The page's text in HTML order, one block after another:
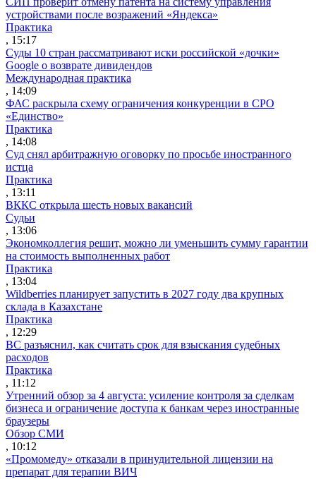
устройствами после возражений «Яндекса»
Практика
, 15:17
Суды 10 стран рассматривают иски российской «дочки»
Google о возврате дивидендов
Международная практика
, 14:09
ФАС раскрыла схему ограничения конкуренции в СРО
«Единство»
Практика
, 14:08
Суд снял арбитражную оговорку по просьбе иностранного
истца
Практика
, 13:11
ВККС открыла шесть новых вакансий
Судьи
, 13:06
Экономколлегия решит, можно ли уменьшить сумму гарантии
на стоимость выполненных работ
Практика
, 13:04
Wildberries планирует запустить в 2027 году два крупных
склада в Казахстане
Практика
, 12:29
ВС разъяснил, как считать срок для взыскания судебных
расходов
Практика
, 11:12
Утренний обзор за 4 августа: усиление контроля за сделкам
бизнеса и ограничение доступа к банкам через иностранные
браузеры
Обзор СМИ
, 10:12
«Промомеду» отказали в принудительной лицензии на
препарат для терапии ВИЧ